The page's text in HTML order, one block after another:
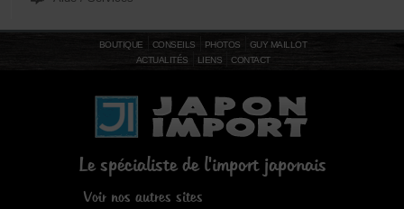
BOUTIQUE CONSEILS PHOTOS
GUY MAILLOT
ACTUALITÉS
LIENS CONTACT
Le spécialiste de l'import japonais
Voir nos autres sites